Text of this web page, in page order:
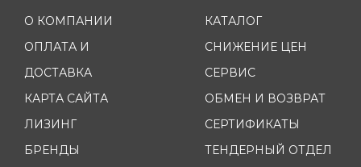
О КОМПАНИИ
ОПЛАТА И
ДОСТАВКА
КАРТА САЙТА
ЛИЗИНГ
БРЕНДЫ
КАТАЛОГ
СНИЖЕНИЕ ЦЕН
СЕРВИС
ОБМЕН И ВОЗВРАТ
СЕРТИФИКАТЫ
ТЕНДЕРНЫЙ ОТДЕЛ